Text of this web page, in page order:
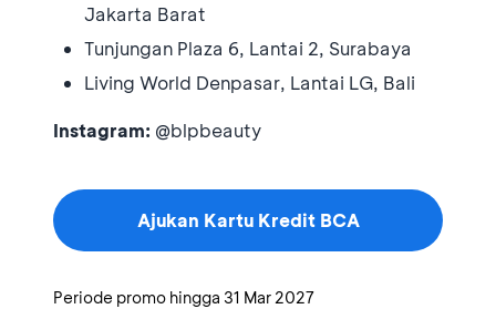
Jakarta Barat
Tunjungan Plaza 6, Lantai 2, Surabaya
Living World Denpasar, Lantai LG, Bali
Instagram: @blpbeauty
Ajukan Kartu Kredit BCA
Periode promo hingga 31 Mar 2027